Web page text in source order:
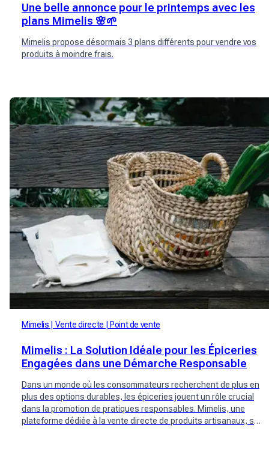
Une belle annonce pour le printemps avec les
plans Mimelis 🌸🌱
Mimelis propose désormais 3 plans différents pour vendre vos
produits à moindre frais.
Mimelis Vente directe Point de vente
Mimelis : La Solution Idéale pour les Épiceries
Engagées dans une Démarche Responsable
Dans un monde où les consommateurs recherchent de plus en
plus des options durables, les épiceries jouent un rôle crucial
dans la promotion de pratiques responsables. Mimelis, une
plateforme dédiée à la vente directe de produits artisanaux, se